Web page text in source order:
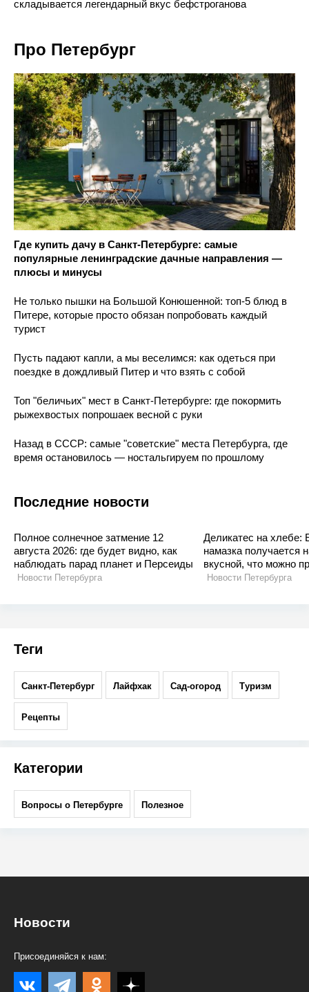
складывается легендарный вкус бефстроганова
Про Петербург
Где купить дачу в Санкт-Петербурге: самые
популярные ленинградские дачные направления —
плюсы и минусы
Не только пышки на Большой Конюшенной: топ-5 блюд в
Питере, которые просто обязан попробовать каждый
турист
Пусть падают капли, а мы веселимся: как одеться при
поездке в дождливый Питер и что взять с собой
Топ "беличьих" мест в Санкт-Петербурге: где покормить
рыжехвостых попрошаек весной с руки
Назад в СССР: самые "советские" места Петербурга, где
время остановилось — ностальгируем по прошлому
Последние новости
Полное солнечное затмение 12
августа 2026: где будет видно, как
наблюдать парад планет и Персеиды
Новости Петербурга
Деликатес на хлебе:
намазка получается
вкусной, что можно
Новости Петербурга
Теги
Санкт-Петербург Лайфхак Сад-огород Туризм
Рецепты
Категории
Вопросы о Петербурге Полезное
Новости
Присоединяйся к нам: